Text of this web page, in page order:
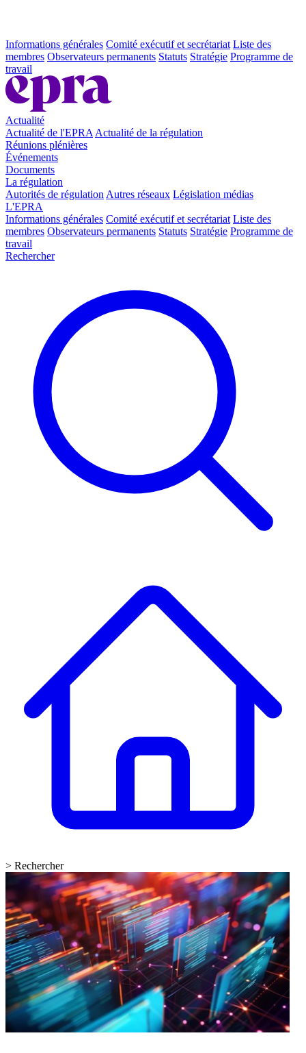
Informations générales Comité exécutif et secrétariat Liste des
membres Observateurs permanents Statuts Stratégie Programme de
travail
Actualité
Actualité de l'EPRA Actualité de la régulation
Réunions plénières
Événements
Documents
La régulation
Autorités de régulation Autres réseaux Législation médias
L'EPRA
Informations générales Comité exécutif et secrétariat Liste des
membres Observateurs permanents Statuts Stratégie Programme de
travail
Rechercher
> Rechercher